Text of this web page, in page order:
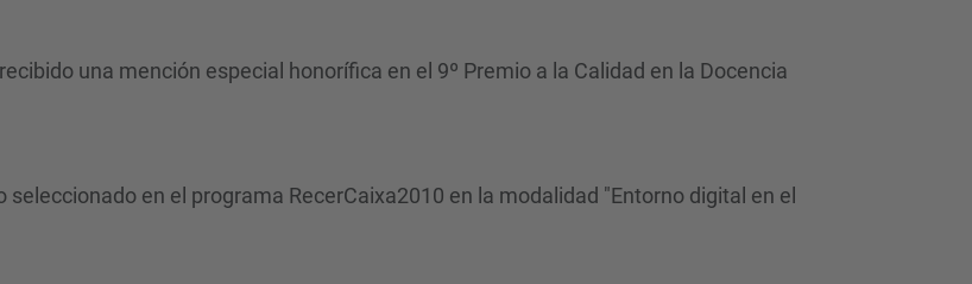
una mención especial honorífica en el 9º Premio a la Calidad en la Docencia
en el programa RecerCaixa2010 en la modalidad "Entorno digital en el